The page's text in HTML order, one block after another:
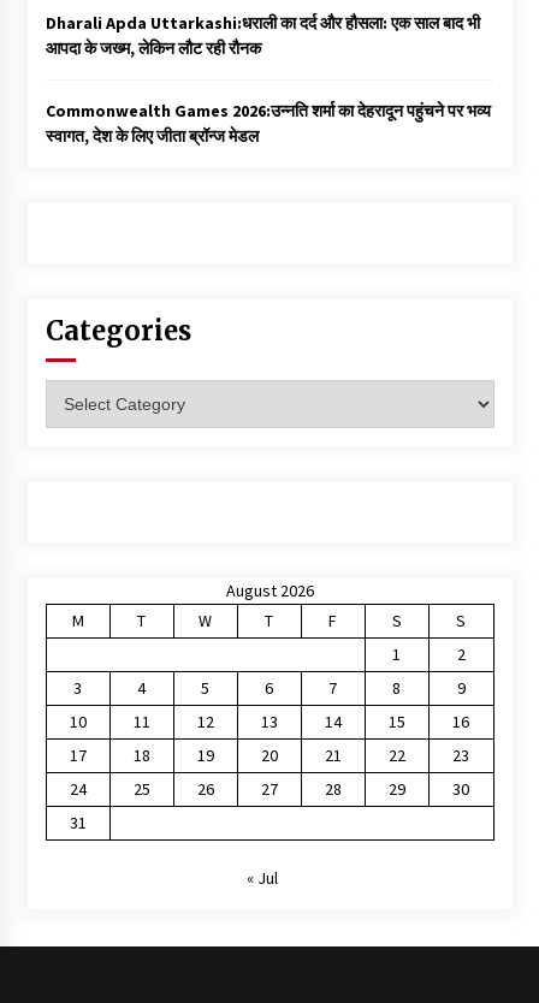
Dharali Apda Uttarkashi:धराली का दर्द और हौसला: एक साल बाद भी
आपदा के जख्म, लेकिन लौट रही रौनक
Commonwealth Games 2026:उन्नति शर्मा का देहरादून पहुंचने पर भव्य
स्वागत, देश के लिए जीता ब्रॉन्ज मेडल
Categories
August 2026
M
T W T F S
S
1
2
3
4 5 6 7 8
9
10
11 12 13 14 15
16
17
18 19 20 21 22
23
24
25 26 27 28 29
30
31
« Jul